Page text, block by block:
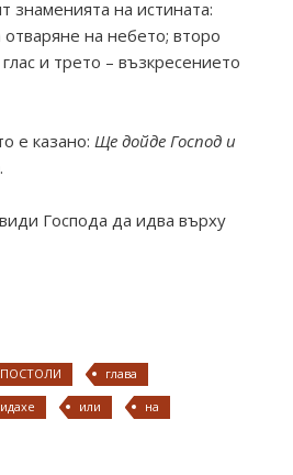
знаменията на истината:
на небето; второ
и трето – възкресението
е казано: Ще дойде Господ и
.
Господа да идва върху
глава
или
на